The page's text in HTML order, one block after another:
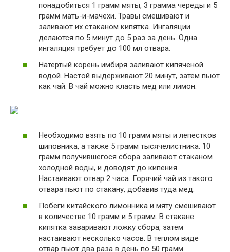
понадобиться 1 грамм мяты, 3 грамма череды и 5
грамм мать-и-мачехи. Травы смешивают и
заливают их стаканом кипятка. Ингаляции
делаются по 5 минут до 5 раз за день. Одна
ингаляция требует до 100 мл отвара.
Натертый корень имбиря заливают кипяченой
водой. Настой выдерживают 20 минут, затем пьют
как чай. В чай можно класть мед или лимон.
Необходимо взять по 10 грамм мяты и лепестков
шиповника, а также 5 грамм тысячелистника. 10
грамм получившегося сбора заливают стаканом
холодной воды, и доводят до кипения.
Настаивают отвар 2 часа. Горячий чай из такого
отвара пьют по стакану, добавив туда мед.
Побеги китайского лимонника и мяту смешивают
в количестве 10 грамм и 5 грамм. В стакане
кипятка заваривают ложку сбора, затем
настаивают несколько часов. В теплом виде
отвар пьют два раза в день по 50 грамм.